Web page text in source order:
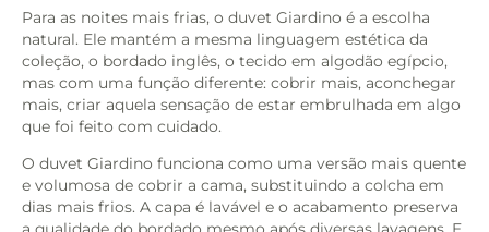
Para as noites mais frias, o duvet Giardino é a escolha
natural. Ele mantém a mesma linguagem estética da
coleção, o bordado inglês, o tecido em algodão egípcio,
mas com uma função diferente: cobrir mais, aconchegar
mais, criar aquela sensação de estar embrulhada em algo
que foi feito com cuidado.
O duvet Giardino funciona como uma versão mais quente
e volumosa de cobrir a cama, substituindo a colcha em
dias mais frios. A capa é lavável e o acabamento preserva